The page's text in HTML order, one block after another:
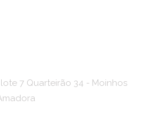
7 Quarteirão 34 - Moinhos